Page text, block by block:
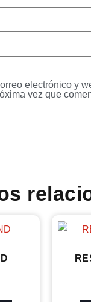
electrónico y
vez que